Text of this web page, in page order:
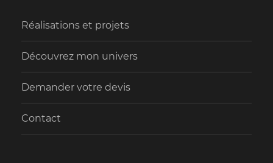
Réalisations et projets
Découvrez mon univers
Demander votre devis
Contact